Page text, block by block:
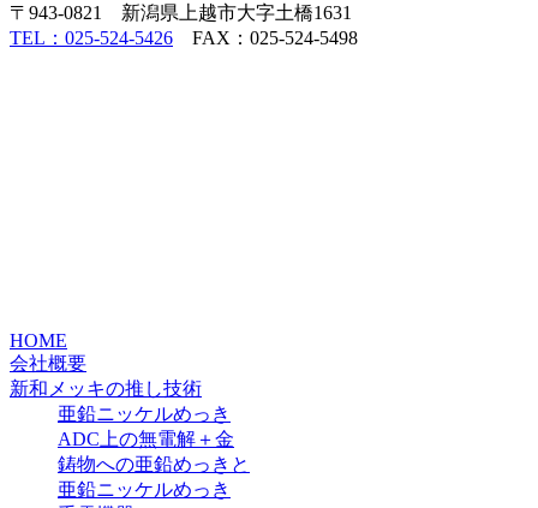
〒943-0821 新潟県上越市大字土橋1631
TEL：025-524-5426 FAX：025-524-5498
HOME
会社概要
新和メッキの推し技術
亜鉛ニッケルめっき
ADC上の無電解＋金
鋳物への亜鉛めっきと
亜鉛ニッケルめっき